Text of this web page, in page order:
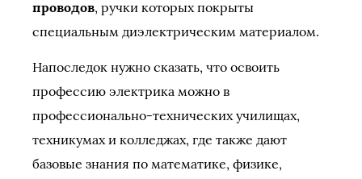
проводов, ручки которых покрыты
специальным диэлектрическим материалом.
Напоследок нужно сказать, что освоить
профессию электрика можно в
профессионально-технических училищах,
техникумах и колледжах, где также дают
базовые знания по математике, физике,